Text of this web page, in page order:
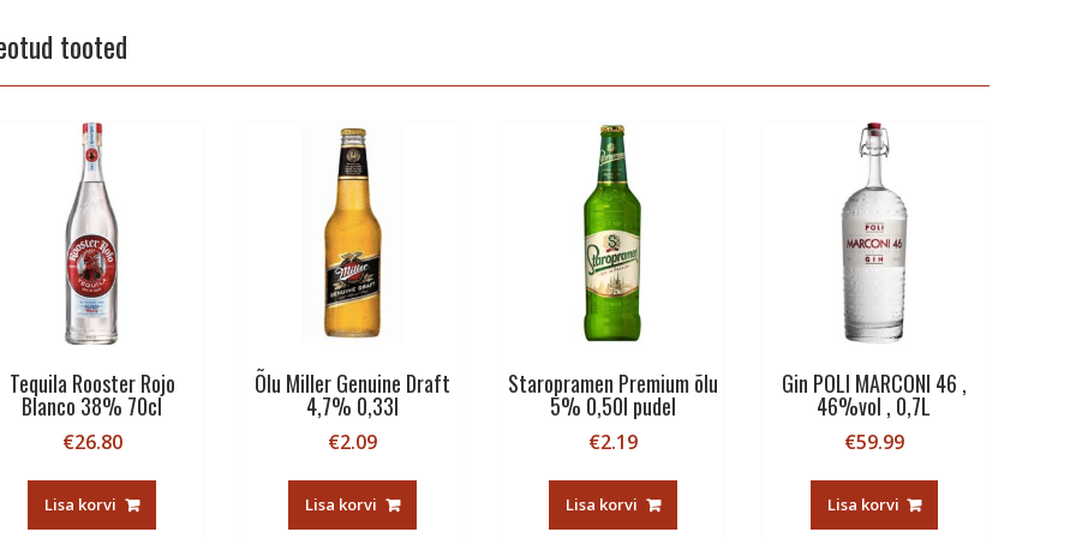
tooted
Tequila Rooster Rojo
Blanco 38% 70cl
€26.80
Lisa korvi
Õlu Miller Genuine Draft
4,7% 0,33l
€2.09
Lisa korvi
Staropramen Premium õlu
5% 0,50l pudel
€2.19
Lisa korvi
Gin POLI MARCONI 46 ,
46%vol , 0,7L
€59.99
Lisa korvi